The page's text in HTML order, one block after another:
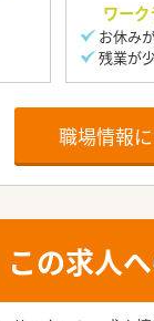
ワー
お休み
残業が
職場情報
この求人